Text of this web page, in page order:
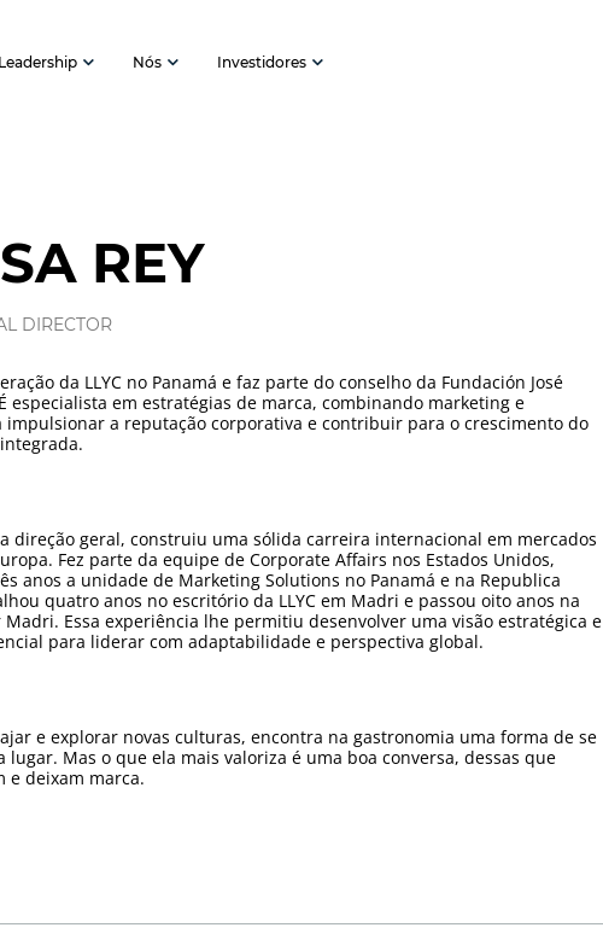
Nós Investidores
REY
DIRECTOR
da LLYC no Panamá e faz parte do conselho da Fundación José
especialista em estratégias de marca, combinando marketing e
impulsionar a reputação corporativa e contribuir para o crescimento do
direção geral, construiu uma sólida carreira internacional em mercados
Fez parte da equipe de Corporate Affairs nos Estados Unidos,
anos a unidade de Marketing Solutions no Panamá e na Republica
quatro anos no escritório da LLYC em Madri e passou oito anos na
Essa experiência lhe permitiu desenvolver uma visão estratégica e
para liderar com adaptabilidade e perspectiva global.
e explorar novas culturas, encontra na gastronomia uma forma de se
lugar. Mas o que ela mais valoriza é uma boa conversa, dessas que
e deixam marca.